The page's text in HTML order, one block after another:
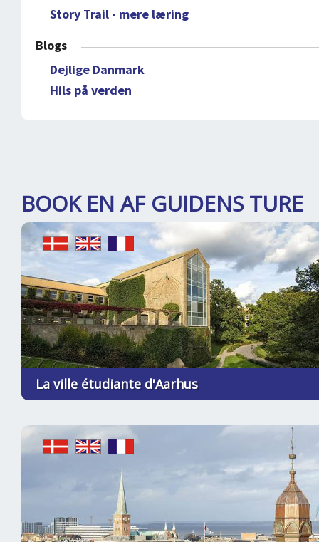
Story Trail - mere læring
Blogs
Dejlige Danmark
Hils på verden
BOOK EN AF GUIDENS TURE
La ville étudiante d'Aarhus